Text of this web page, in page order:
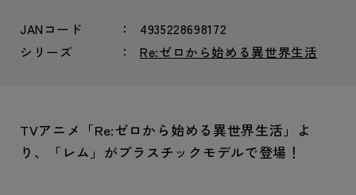
JANコード
4935228698172
シリーズ
Re:ゼロから始める異世界生活
TVアニメ「Re:ゼロから始める異世界生活」よ
り、「レム」がプラスチックモデルで登場！